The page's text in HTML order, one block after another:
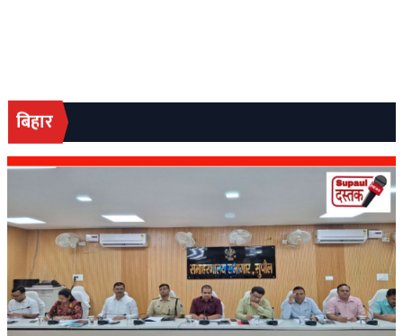
बिहार